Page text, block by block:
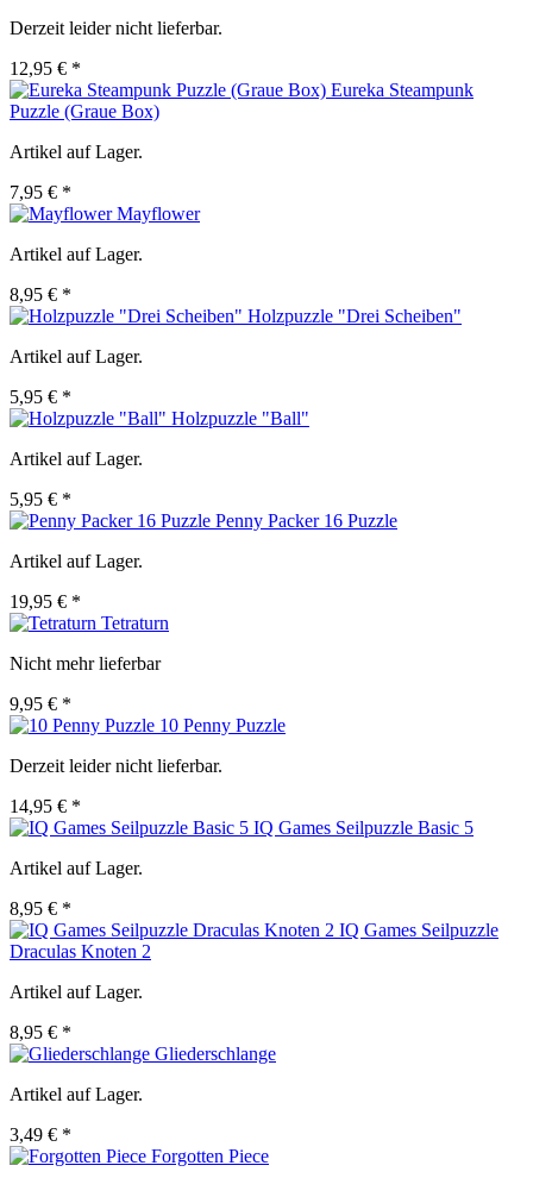
Derzeit leider nicht lieferbar.
12,95 € *
Eureka Steampunk
Puzzle (Graue Box)
Artikel auf Lager.
7,95 € *
Mayflower
Artikel auf Lager.
8,95 € *
Holzpuzzle "Drei Scheiben"
Artikel auf Lager.
5,95 € *
Holzpuzzle "Ball"
Artikel auf Lager.
5,95 € *
Penny Packer 16 Puzzle
Artikel auf Lager.
19,95 € *
Tetraturn
Nicht mehr lieferbar
9,95 € *
10 Penny Puzzle
Derzeit leider nicht lieferbar.
14,95 € *
IQ Games Seilpuzzle Basic 5
Artikel auf Lager.
8,95 € *
IQ Games Seilpuzzle
Draculas Knoten 2
Artikel auf Lager.
8,95 € *
Gliederschlange
Artikel auf Lager.
3,49 € *
Forgotten Piece